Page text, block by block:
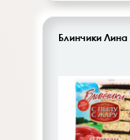
Блинчики